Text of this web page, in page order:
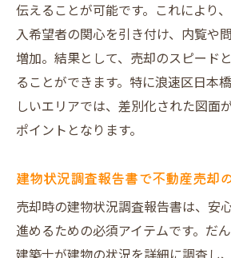
伝えることが可能です。これにより
入希望者の関心を引き付け、内覧や
増加。結果として、売却のスピード
ることができます。特に浪速区日本
しいエリアでは、差別化された図面
ポイントとなります。
建物状況調査報告書で不動産売却
売却時の建物状況調査報告書は、安
進めるための必須アイテムです。だ